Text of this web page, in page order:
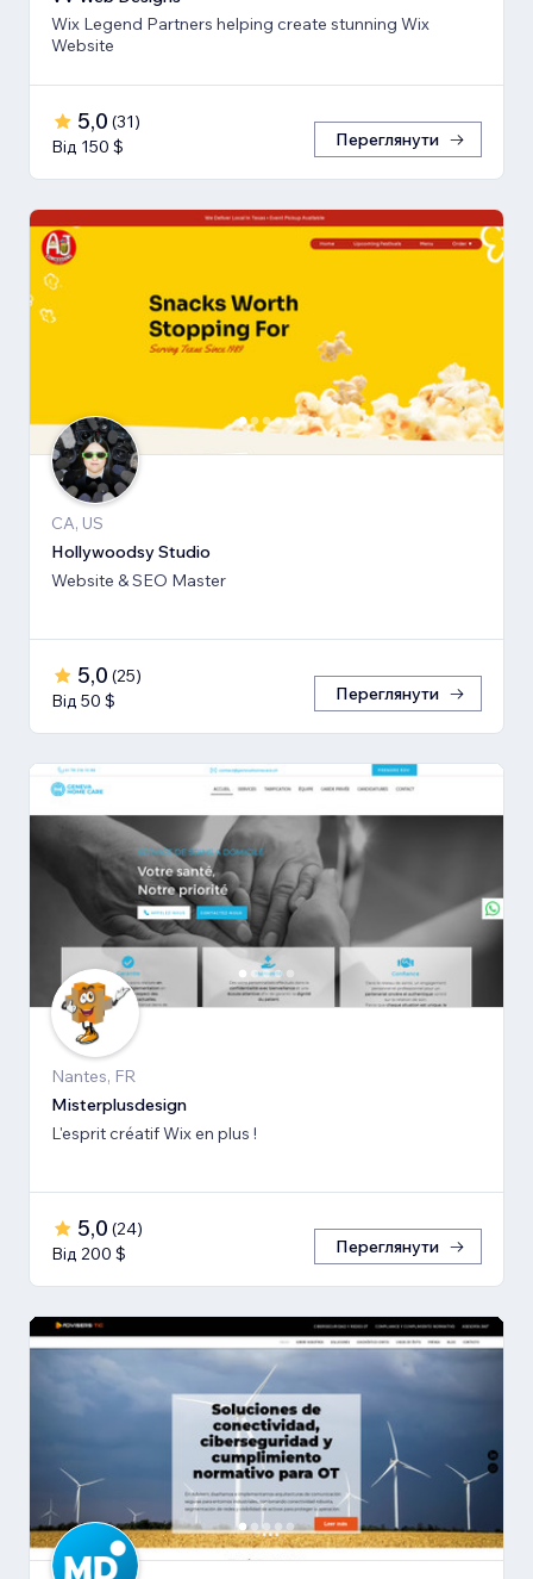
Wix Legend Partners helping create stunning Wix
Website
5,0 (31)
Від 150 $
Переглянути
CA, US
Hollywoodsy Studio
Website & SEO Master
5,0 (25)
Від 50 $
Переглянути
Nantes, FR
Misterplusdesign
L'esprit créatif Wix en plus !
5,0 (24)
Від 200 $
Переглянути